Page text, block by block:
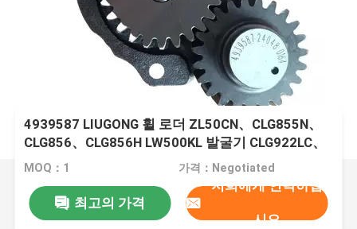
4939587 LIUGONG 휠 로더 ZL50CN、CLG855N、
CLG856、CLG856H LW500KL 발굴기 CLG922LC、
CLG925LC를 위한 오일 펌프
MOQ：1 가격：Negotiated
최고의 가격
저희에게 연락하십
시오